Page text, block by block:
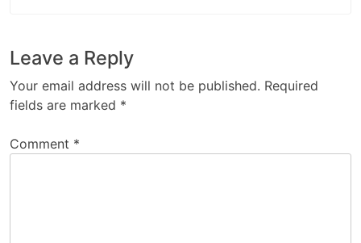
Leave a Reply
Your email address will not be published. Required
fields are marked *
Comment *